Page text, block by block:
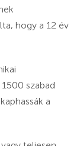
hogy a 12 év
szabad
a